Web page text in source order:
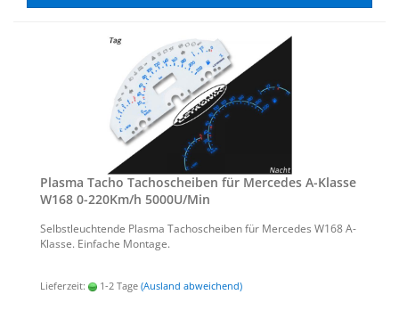
Plas­ma Tacho Ta­cho­schei­ben für Mer­ce­des A-​Klas­se
W168 0-​220Km/h 5000U/Min
Selbst­leuch­ten­de Plas­ma Ta­cho­schei­ben für Mer­ce­des W168 A-​
Klasse. Ein­fa­che Mon­ta­ge.
Lieferzeit: 1-2 Tage (Ausland abweichend)